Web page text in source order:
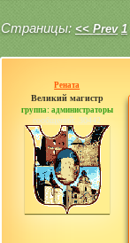
Страницы: << Prev 1
Рената
Великий магистр
группа: администраторы
сообщений: 30442